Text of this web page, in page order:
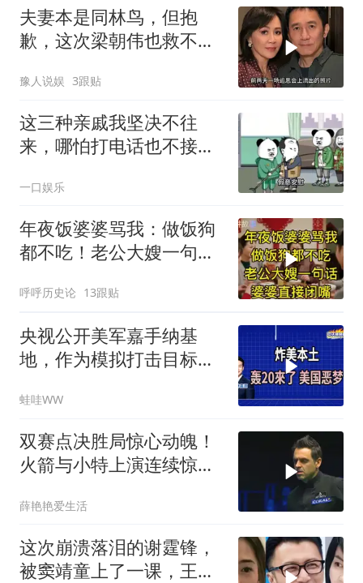
夫妻本是同林鸟，但抱
歉，这次梁朝伟也救不了
豫人说娱 3跟贴
这三种亲戚我坚决不往
来，哪怕打电话也不接，
一口娱乐
年夜饭婆婆骂我：做饭狗
都不吃！老公大嫂一句
呼呼历史论 13跟贴
央视公开美军嘉手纳基
地，作为模拟打击目标｜
辣晚报20260806
蛙哇WW
双赛点决胜局惊心动魄！
火箭与小特上演连续惊险
薛艳艳爱生活
这次崩溃落泪的谢霆锋，
被窦靖童上了一课，王菲